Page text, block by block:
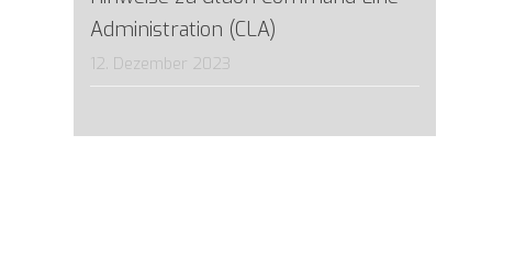
Administration (CLA)
12. Dezember 2023